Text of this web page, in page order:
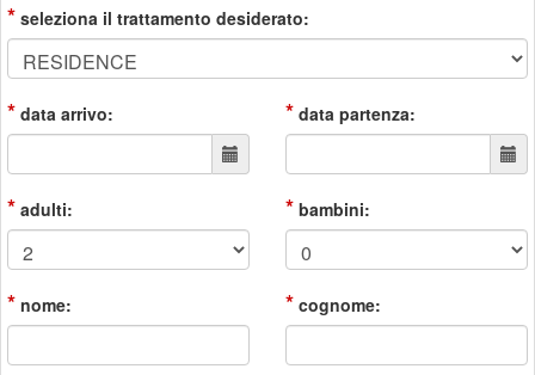
* seleziona il trattamento desiderato:
* data arrivo: * data partenza:
* adulti: * bambini:
* nome: * cognome: